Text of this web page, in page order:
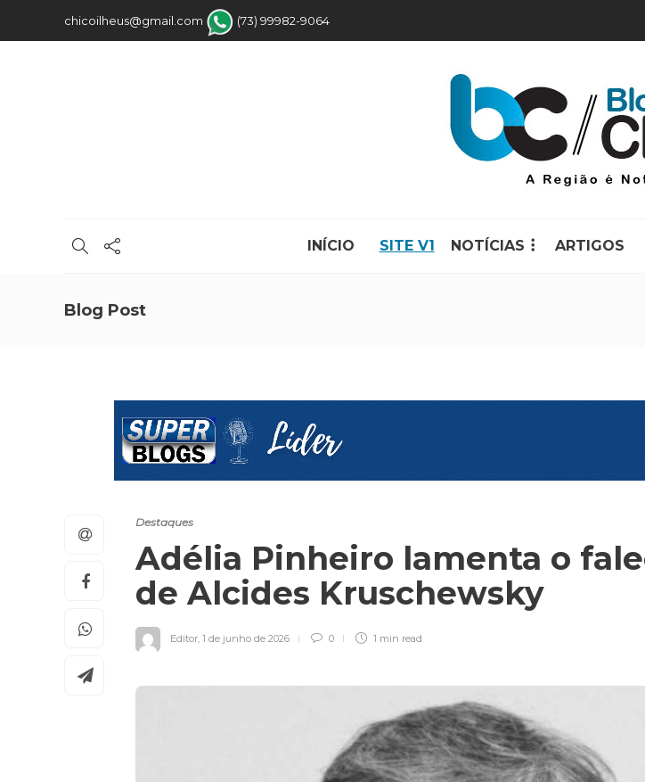
chicoilheus@gmail.com (73) 99982-9064
INÍCIO SITE V1 NOTÍCIAS ARTIGOS
Blog Post
Destaques
Adélia Pinheiro lamenta o
de Alcides Kruschewsky
Editor, 1 de junho de 2026 0 1 min read